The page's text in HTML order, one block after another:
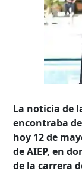
La noticia de
encontraba
hoy 12 de
de AIEP, en
de la carrera